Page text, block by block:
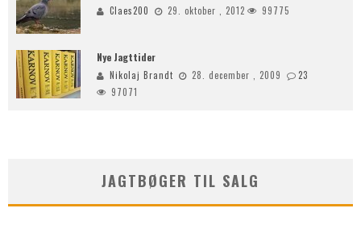
Claes200 29. oktober , 2012 99775
Nye Jagttider
Nikolaj Brandt 28. december , 2009
23
97071
JAGTBØGER TIL SALG